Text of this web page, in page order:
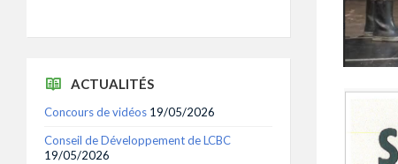
ACTUALITÉS
Concours de vidéos 19/05/2026
Conseil de Développement de LCBC
19/05/2026